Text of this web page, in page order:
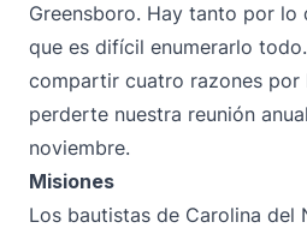
Greensboro. Hay tanto por lo
que es difícil enumerarlo
compartir cuatro razones por
perderte nuestra reunión
noviembre.
Misiones
Los bautistas de Carolina del